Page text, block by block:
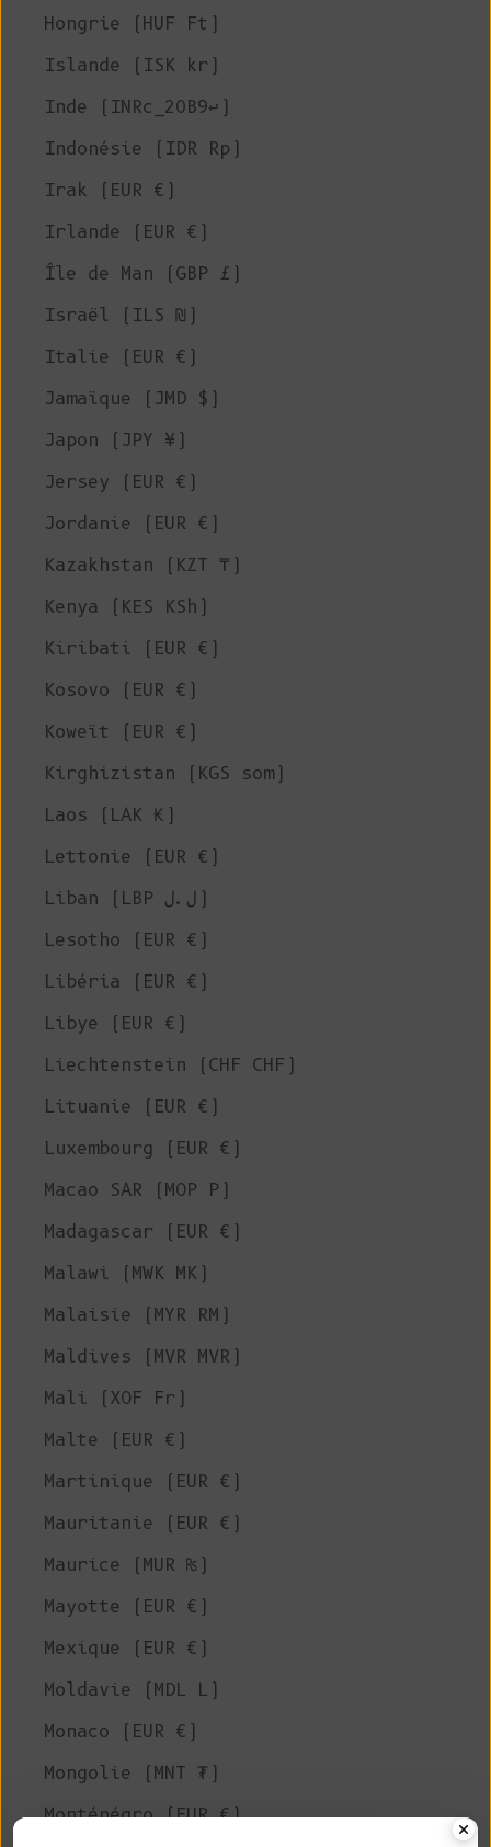
Hongrie (HUF Ft)
Islande (ISK kr)
Inde (INRc_20B9↩)
Indonésie (IDR Rp)
Irak (EUR €)
Irlande (EUR €)
Île de Man (GBP £)
Israël (ILS ₪)
Italie (EUR €)
Jamaïque (JMD $)
Japon (JPY ¥)
Jersey (EUR €)
Jordanie (EUR €)
Kazakhstan (KZT ₸)
Kenya (KES KSh)
Kiribati (EUR €)
Kosovo (EUR €)
Koweït (EUR €)
Kirghizistan (KGS som)
Laos (LAK ₭)
Lettonie (EUR €)
Liban (LBP ل.ل)
Lesotho (EUR €)
Libéria (EUR €)
Libye (EUR €)
Liechtenstein (CHF CHF)
Lituanie (EUR €)
Luxembourg (EUR €)
Macao SAR (MOP P)
Madagascar (EUR €)
Malawi (MWK MK)
Malaisie (MYR RM)
Maldives (MVR MVR)
Mali (XOF Fr)
Malte (EUR €)
Martinique (EUR €)
Mauritanie (EUR €)
Maurice (MUR ₨)
Mayotte (EUR €)
Mexique (EUR €)
Moldavie (MDL L)
Monaco (EUR €)
Mongolie (MNT ₮)
Monténégro (EUR €)